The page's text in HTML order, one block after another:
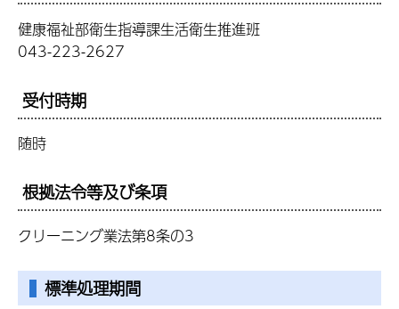
健康福祉部衛生指導課生活衛生推進班
043-223-2627
受付時期
随時
根拠法令等及び条項
クリーニング業法第8条の3
標準処理期間